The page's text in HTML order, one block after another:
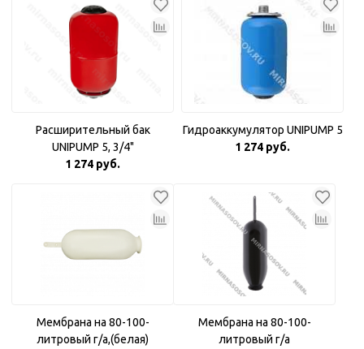
Расширительный бак
UNIPUMP 5, 3/4"
1 274 руб.
Гидроаккумулятор UNIPUMP 5
1 274 руб.
Мембрана на 80-100-
литровый г/а,(белая)
Мембрана на 80-100-
литровый г/а